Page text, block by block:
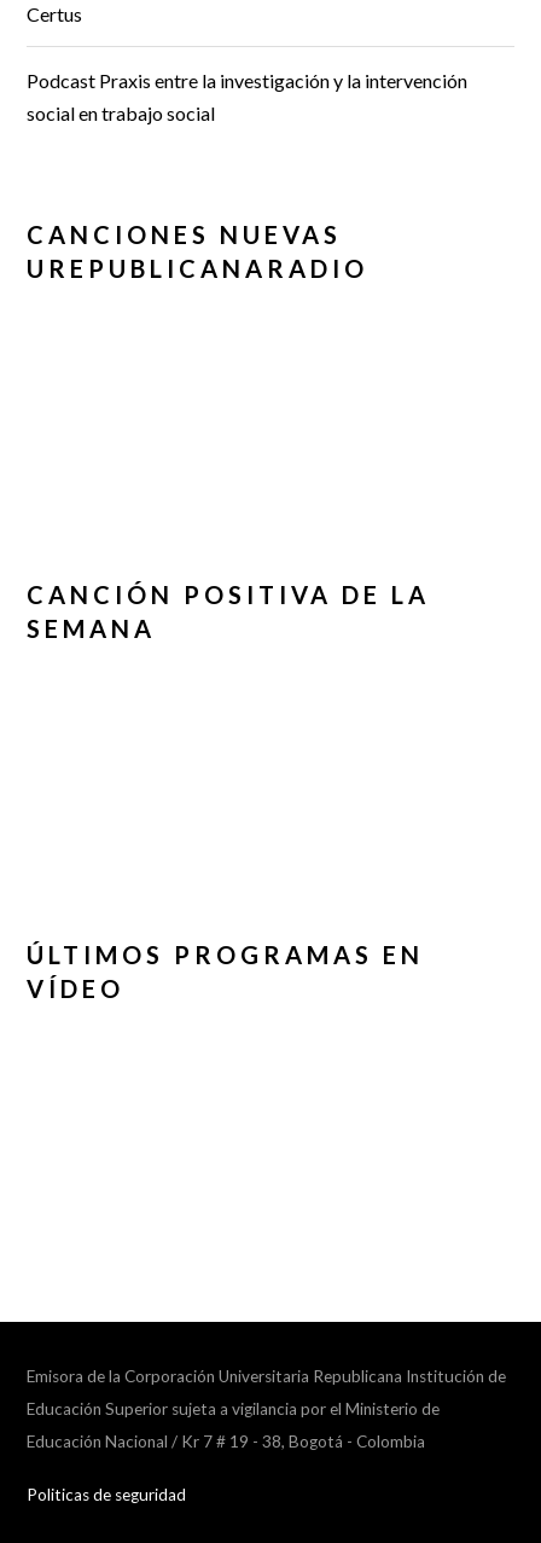
Certus
Podcast Praxis entre la investigación y la intervención
social en trabajo social
CANCIONES NUEVAS
UREPUBLICANARADIO
CANCIÓN POSITIVA DE LA
SEMANA
ÚLTIMOS PROGRAMAS EN
VÍDEO
Emisora de la Corporación Universitaria Republicana Institución de
Educación Superior sujeta a vigilancia por el Ministerio de
Educación Nacional / Kr 7 # 19 - 38, Bogotá - Colombia
Politicas de seguridad